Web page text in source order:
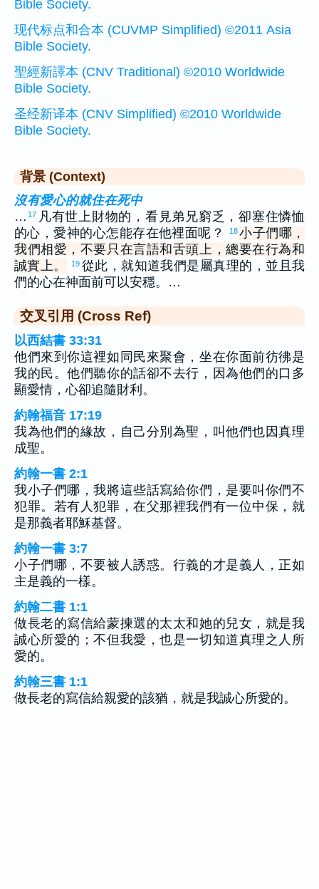
Bible Society.
现代标点和合本 (CUVMP Simplified) ©2011 Asia
Bible Society.
聖經新譯本 (CNV Traditional) ©2010 Worldwide
Bible Society.
圣经新译本 (CNV Simplified) ©2010 Worldwide
Bible Society.
背景 (Context)
沒有愛心的就住在死中
… 17 凡有世上財物的，看見弟兄窮乏，卻塞住憐恤
的心，愛神的心怎能存在他裡面呢？
18小子們哪，
我們相愛，不要只在言語和舌頭上，總要在行為和
誠實上。
19 從此，就知道我們是屬真理的，並且我
們的心在神面前可以安穩。…
交叉引用 (Cross Ref)
以西結書 33:31
他們來到你這裡如同民來聚會，坐在你面前彷彿是
我的民。他們聽你的話卻不去行，因為他們的口多
顯愛情，心卻追隨財利。
約翰福音 17:19
我為他們的緣故，自己分別為聖，叫他們也因真理
成聖。
約翰一書 2:1
我小子們哪，我將這些話寫給你們，是要叫你們不
犯罪。若有人犯罪，在父那裡我們有一位中保，就
是那義者耶穌基督。
約翰一書 3:7
小子們哪，不要被人誘惑。行義的才是義人，正如
主是義的一樣。
約翰二書 1:1
做長老的寫信給蒙揀選的太太和她的兒女，就是我
誠心所愛的；不但我愛，也是一切知道真理之人所
愛的。
約翰三書 1:1
做長老的寫信給親愛的該猶，就是我誠心所愛的。